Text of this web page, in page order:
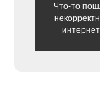
Что-то